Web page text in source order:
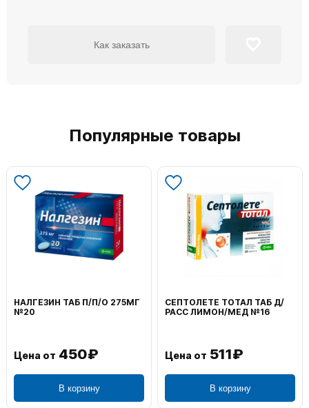
Как заказать
Популярные товары
НАЛГЕЗИН ТАБ П/П/О 275МГ
№20
Цена от 450₽
В корзину
СЕПТОЛЕТЕ ТОТАЛ ТАБ Д/
РАСС ЛИМОН/МЕД №16
Цена от 511₽
В корзину